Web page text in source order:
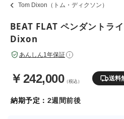
Tom Dixon（トム・ディクソン）
BEAT FLAT ペンダントラ
Dixon
あんしん1年保証 i
￥ 242,000（税込） 送料
納期予定： 2週間前後